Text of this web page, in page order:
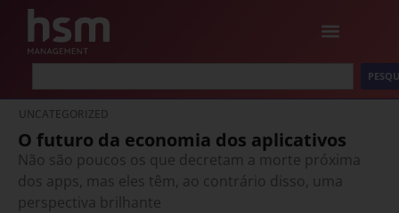
UNCATEGORIZED
O futuro da economia dos aplicativos
Não são poucos os que decretam a morte próxima
dos apps, mas eles têm, ao contrário disso, uma
perspectiva brilhante